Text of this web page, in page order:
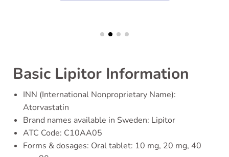
Basic Lipitor Information
INN (International Nonproprietary Name):
Atorvastatin
Brand names available in Sweden: Lipitor
ATC Code: C10AA05
Forms & dosages: Oral tablet: 10 mg, 20 mg, 40